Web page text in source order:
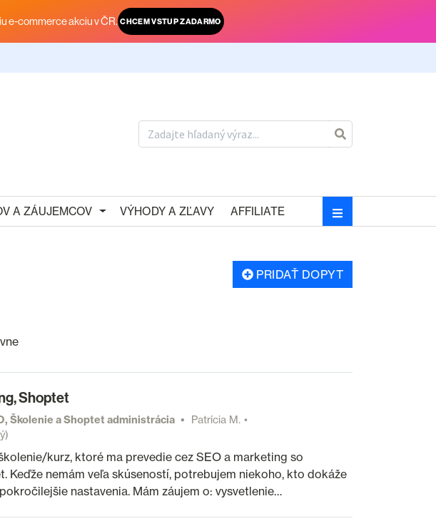
e-commerce akciu v ČR. CHCEM VSTUP ZADARMO
A ZÁUJEMCOV VÝHODY A ZĽAVY AFFILIATE
PRIDAŤ DOPYT
Shoptet
Školenie a Shoptet administrácia
Patrícia M.
kurz, ktoré ma prevedie cez SEO a marketing so
Keďže nemám veľa skúseností, potrebujem niekoho, kto dokáže
nastavenia. Mám záujem o: vysvetlenie…